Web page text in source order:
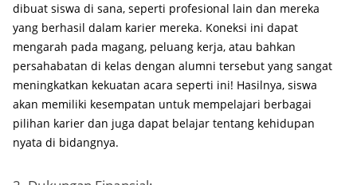
dibuat siswa di sana, seperti profesional lain dan mereka
yang berhasil dalam karier mereka. Koneksi ini dapat
mengarah pada magang, peluang kerja, atau bahkan
persahabatan di kelas dengan alumni tersebut yang sangat
meningkatkan kekuatan acara seperti ini! Hasilnya, siswa
akan memiliki kesempatan untuk mempelajari berbagai
pilihan karier dan juga dapat belajar tentang kehidupan
nyata di bidangnya.